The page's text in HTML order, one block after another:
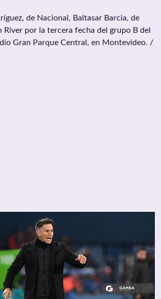
de Nacional, Baltasar Barcia, de
por la tercera fecha del grupo B del
Gran Parque Central, en Montevideo. /